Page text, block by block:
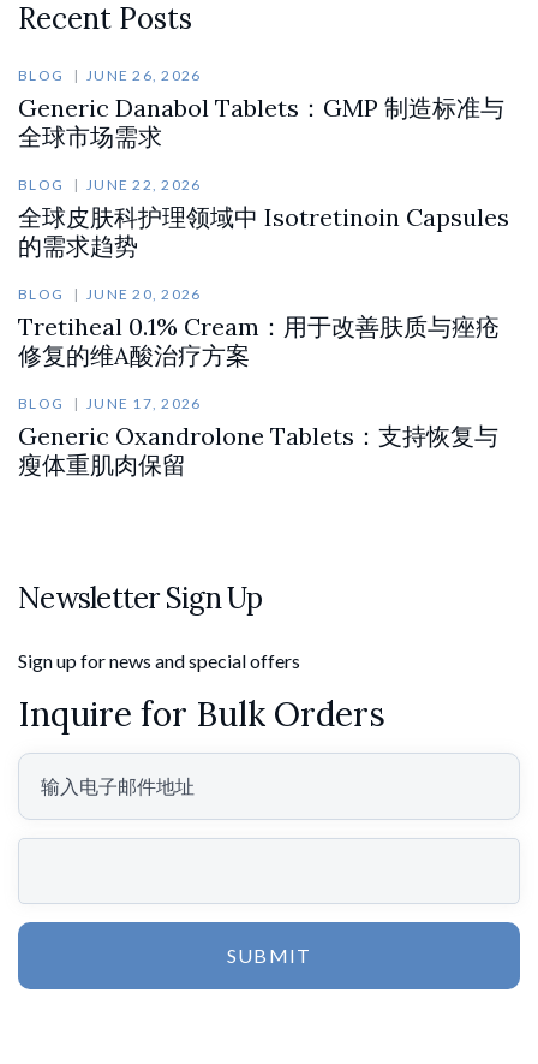
Recent Posts
BLOG JUNE 26, 2026
Generic Danabol Tablets：GMP 制造标准与
全球市场需求
BLOG JUNE 22, 2026
全球皮肤科护理领域中 Isotretinoin Capsules
的需求趋势
BLOG JUNE 20, 2026
Tretiheal 0.1% Cream：用于改善肤质与痤疮
修复的维A酸治疗方案
BLOG JUNE 17, 2026
Generic Oxandrolone Tablets：支持恢复与
瘦体重肌肉保留
Newsletter Sign Up
Sign up for news and special offers
Inquire for Bulk Orders
SUBMIT